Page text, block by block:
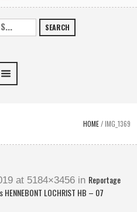
SEARCH
HOME/IMG_1369
at 5184×3456 in Reportage
LOCHRIST HB – 07